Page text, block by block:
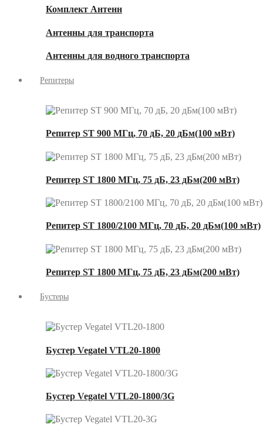
Комплект Антенн
Антенны для транспорта
Антенны для водного транспорта
Репитеры
Репитер ST 900 МГц, 70 дБ, 20 дБм(100 мВт)
Репитер ST 1800 МГц, 75 дБ, 23 дБм(200 мВт)
Репитер ST 1800/2100 МГц, 70 дБ, 20 дБм(100 мВт)
Репитер ST 1800 МГц, 75 дБ, 23 дБм(200 мВт)
Бустеры
Бустер Vegatel VTL20-1800
Бустер Vegatel VTL20-1800/3G